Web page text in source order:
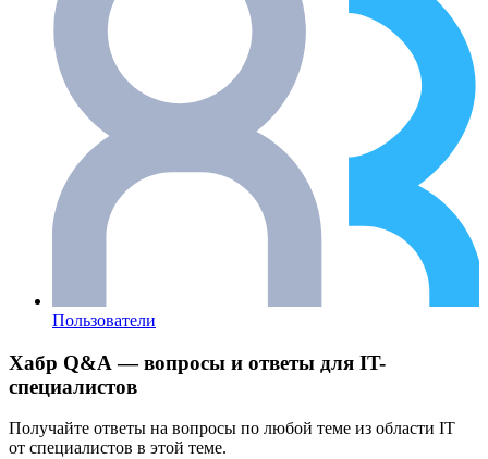
Пользователи
Хабр Q&A — вопросы и ответы для IT-
специалистов
Получайте ответы на вопросы по любой теме из области IT
от специалистов в этой теме.